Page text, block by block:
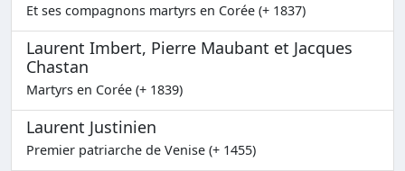
Et ses compagnons martyrs en Corée (+ 1837)
Laurent Imbert, Pierre Maubant et Jacques
Chastan
Martyrs en Corée (+ 1839)
Laurent Justinien
Premier patriarche de Venise (+ 1455)